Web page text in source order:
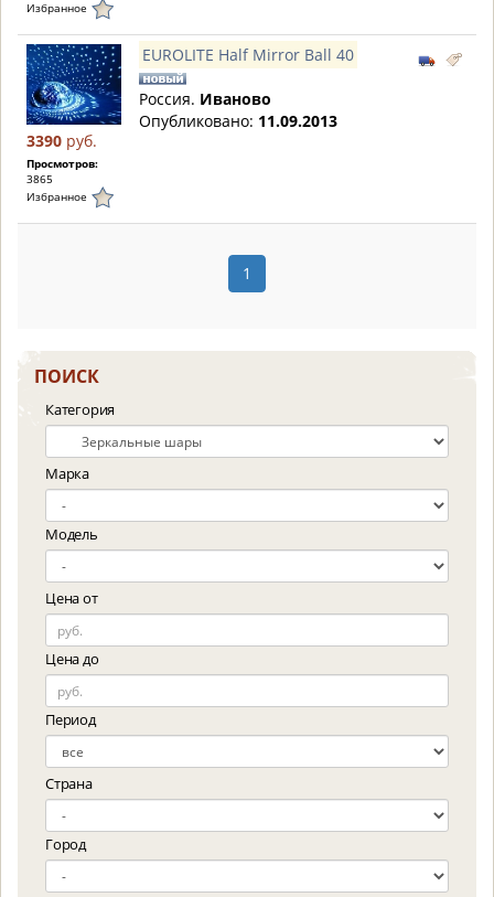
Избранное
3390 руб.
Просмотров:
3865
Избранное
EUROLITE Half Mirror Ball 40
Россия. Иваново
Опубликовано: 11.09.2013
1
ПОИСК
Категория
Марка
Модель
Цена от
Цена до
Период
Страна
Город